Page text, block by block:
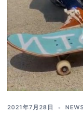
2021年7月28日